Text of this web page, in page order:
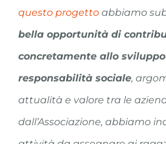
questo progetto abbiamo
bella opportunità di
concretamente allo
responsabilità sociale,
attualità e valore tra le
dall’Associazione, abbiamo